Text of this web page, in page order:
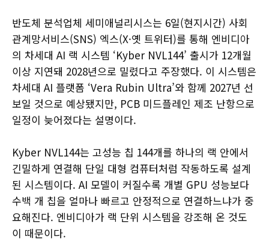
반도체 분석업체 세미애널리시스는 6일(현지시간) 사회
관계망서비스(SNS) 엑스(X·옛 트위터)를 통해 엔비디아
의 차세대 AI 랙 시스템 ‘Kyber NVL144’ 출시가 12개월
이상 지연돼 2028년으로 밀렸다고 주장했다. 이 시스템은
차세대 AI 플랫폼 ‘Vera Rubin Ultra’와 함께 2027년 선
보일 것으로 예상됐지만, PCB 미드플레인 제조 난항으로
일정이 늦어졌다는 설명이다.
Kyber NVL144는 고성능 칩 144개를 하나의 랙 안에서
긴밀하게 연결해 단일 대형 컴퓨터처럼 작동하도록 설계
된 시스템이다. AI 모델이 커질수록 개별 GPU 성능보다
수백 개 칩을 얼마나 빠르고 안정적으로 연결하느냐가 중
요해진다. 엔비디아가 랙 단위 시스템을 강조해 온 것도
이 때문이다.